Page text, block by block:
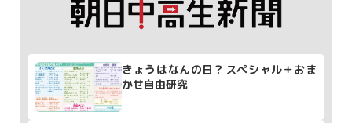
きょうはなんの日？スペシャル＋おま
かせ自由研究